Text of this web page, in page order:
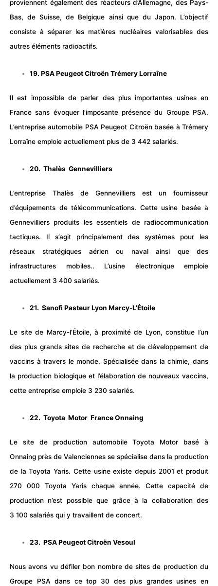
proviennent également des réacteurs d’Allemagne, des Pays-
Bas, de Suisse, de Belgique ainsi que du Japon. L’objectif
consiste à séparer les matières nucléaires valorisables des
autres éléments radioactifs.
19. PSA Peugeot Citroën Trémery Lorraîne
Il est impossible de parler des plus importantes usines en
France sans évoquer l’imposante présence du Groupe PSA.
L’entreprise automobile PSA Peugeot Citroën basée à Trémery
Lorraîne emploie actuellement plus de 3 442 salariés.
20. Thalès Gennevilliers
L’entreprise Thalès de Gennevilliers est un fournisseur
d’équipements de télécommunications. Cette usine basée à
Gennevilliers produits les essentiels de radiocommunication
tactiques. Il s’agit principalement des systèmes pour les
réseaux stratégiques aérien ou naval ainsi que des
infrastructures mobiles.. L’usine électronique emploie
actuellement 3 400 salariés.
21. Sanofi Pasteur Lyon Marcy-L’Étoile
Le site de Marcy-l’Étoile, à proximité de Lyon, constitue l’un
des plus grands sites de recherche et de développement de
vaccins à travers le monde. Spécialisée dans la chimie, dans
la production biologique et l’élaboration de nouveaux vaccins,
cette entreprise emploie 3 230 salariés.
22. Toyota Motor France Onnaing
Le site de production automobile Toyota Motor basé à
Onnaing près de Valenciennes se spécialise dans la production
de la Toyota Yaris. Cette usine existe depuis 2001 et produit
270 000 Toyota Yaris chaque année. Cette capacité de
production n’est possible que grâce à la collaboration des
3 100 salariés qui y travaillent de concert.
23. PSA Peugeot Citroën Vesoul
Nous avons vu défiler bon nombre de sites de production du
Groupe PSA dans ce top 30 des plus grandes usines en